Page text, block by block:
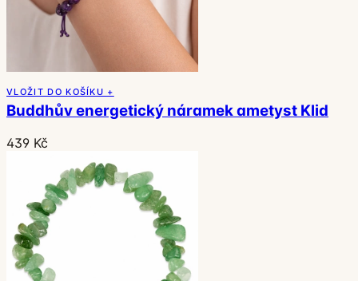
VLOŽIT DO KOŠÍKU +
Buddhův energetický náramek ametyst Klid
439 Kč